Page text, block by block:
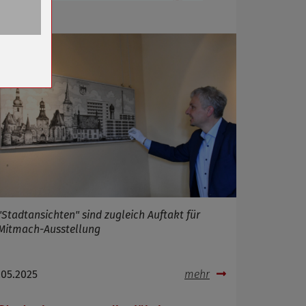
sind zugleich Auftakt für
Ausstellung
mehr